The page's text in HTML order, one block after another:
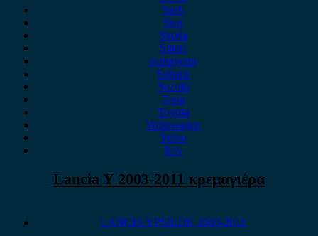
Saab
Seat
Skoda
Smart
ssangyong
Subaru
Suzuki
Tesla
Toyota
Volkswagen
Volvo
Xev
Lancia Y 2003-2011 κρεμαγιέρα
LANCIA YPSILON 2003-2011